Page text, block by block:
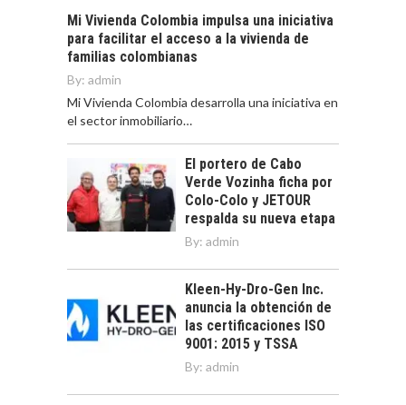
Mi Vivienda Colombia impulsa una iniciativa
para facilitar el acceso a la vivienda de
familias colombianas
By: admin
Mi Vivienda Colombia desarrolla una iniciativa en
el sector inmobiliario…
El portero de Cabo
Verde Vozinha ficha por
Colo-Colo y JETOUR
respalda su nueva etapa
By: admin
Kleen-Hy-Dro-Gen Inc.
anuncia la obtención de
las certificaciones ISO
9001: 2015 y TSSA
By: admin